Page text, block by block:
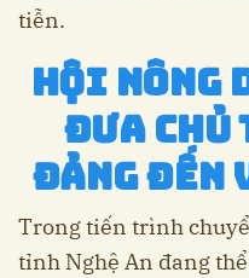
tiễn.
Hội Nông
đưa chủ
Đảng đến
Trong tiến trình
tỉnh Nghệ An đang